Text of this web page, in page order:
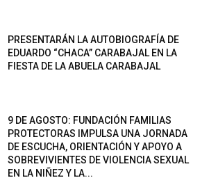
PRESENTARÁN LA AUTOBIOGRAFÍA DE
EDUARDO “CHACA” CARABAJAL EN LA
FIESTA DE LA ABUELA CARABAJAL
9 DE AGOSTO: FUNDACIÓN FAMILIAS
PROTECTORAS IMPULSA UNA JORNADA
DE ESCUCHA, ORIENTACIÓN Y APOYO A
SOBREVIVIENTES DE VIOLENCIA SEXUAL
EN LA NIÑEZ Y LA...